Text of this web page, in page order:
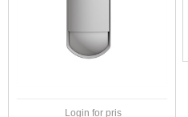
Login for pris